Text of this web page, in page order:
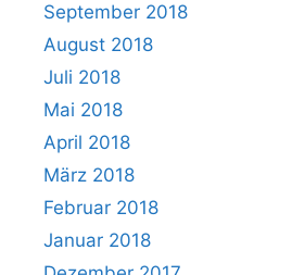
September 2018
August 2018
Juli 2018
Mai 2018
April 2018
März 2018
Februar 2018
Januar 2018